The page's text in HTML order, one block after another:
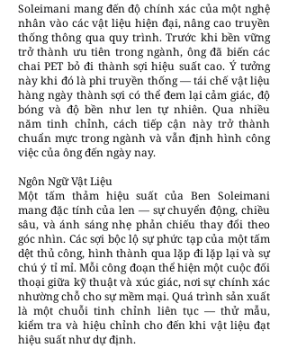
Soleimani mang đến độ chính xác của một nghệ
nhân vào các vật liệu hiện đại, nâng cao truyền
thống thông qua quy trình. Trước khi bền vững
trở thành ưu tiên trong ngành, ông đã biến các
chai PET bỏ đi thành sợi hiệu suất cao. Ý tưởng
này khi đó là phi truyền thống — tái chế vật liệu
hàng ngày thành sợi có thể đem lại cảm giác, độ
bóng và độ bền như len tự nhiên. Qua nhiều
năm tinh chỉnh, cách tiếp cận này trở thành
chuẩn mực trong ngành và vẫn định hình công
việc của ông đến ngày nay.
Ngôn Ngữ Vật Liệu
Một tấm thảm hiệu suất của Ben Soleimani
mang đặc tính của len — sự chuyển động, chiều
sâu, và ánh sáng nhẹ phản chiếu thay đổi theo
góc nhìn. Các sợi bộc lộ sự phức tạp của một tấm
dệt thủ công, hình thành qua lặp đi lặp lại và sự
chú ý tỉ mỉ. Mỗi công đoạn thể hiện một cuộc đối
thoại giữa kỹ thuật và xúc giác, nơi sự chính xác
nhường chỗ cho sự mềm mại. Quá trình sản xuất
là một chuỗi tinh chỉnh liên tục — thử mẫu,
kiểm tra và hiệu chỉnh cho đến khi vật liệu đạt
hiệu suất như dự định.